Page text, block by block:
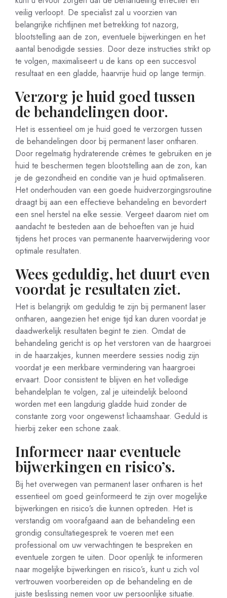
veilig verloopt. De specialist zal u voorzien van
belangrijke richtlijnen met betrekking tot nazorg,
blootstelling aan de zon, eventuele bijwerkingen en het
aantal benodigde sessies. Door deze instructies strikt op
te volgen, maximaliseert u de kans op een succesvol
resultaat en een gladde, haarvrije huid op lange termijn.
Verzorg je huid goed tussen
de behandelingen door.
Het is essentieel om je huid goed te verzorgen tussen
de behandelingen door bij permanent laser ontharen.
Door regelmatig hydraterende crèmes te gebruiken en je
huid te beschermen tegen blootstelling aan de zon, kan
je de gezondheid en conditie van je huid optimaliseren.
Het onderhouden van een goede huidverzorgingsroutine
draagt bij aan een effectieve behandeling en bevordert
een snel herstel na elke sessie. Vergeet daarom niet om
aandacht te besteden aan de behoeften van je huid
tijdens het proces van permanente haarverwijdering voor
optimale resultaten.
Wees geduldig, het duurt even
voordat je resultaten ziet.
Het is belangrijk om geduldig te zijn bij permanent laser
ontharen, aangezien het enige tijd kan duren voordat je
daadwerkelijk resultaten begint te zien. Omdat de
behandeling gericht is op het verstoren van de haargroei
in de haarzakjes, kunnen meerdere sessies nodig zijn
voordat je een merkbare vermindering van haargroei
ervaart. Door consistent te blijven en het volledige
behandelplan te volgen, zal je uiteindelijk beloond
worden met een langdurig gladde huid zonder de
constante zorg voor ongewenst lichaamshaar. Geduld is
hierbij zeker een schone zaak.
Informeer naar eventuele
bijwerkingen en risico’s.
Bij het overwegen van permanent laser ontharen is het
essentieel om goed geïnformeerd te zijn over mogelijke
bijwerkingen en risico’s die kunnen optreden. Het is
verstandig om voorafgaand aan de behandeling een
grondig consultatiegesprek te voeren met een
professional om uw verwachtingen te bespreken en
eventuele zorgen te uiten. Door openlijk te informeren
naar mogelijke bijwerkingen en risico’s, kunt u zich vol
vertrouwen voorbereiden op de behandeling en de
juiste beslissing nemen voor uw persoonlijke situatie.